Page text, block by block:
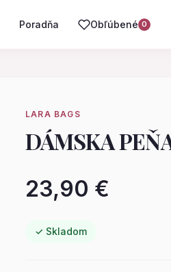
Poradňa Obľúbené 0
LARA BAGS
DÁMSKA
23,90 €
✓ Skladom